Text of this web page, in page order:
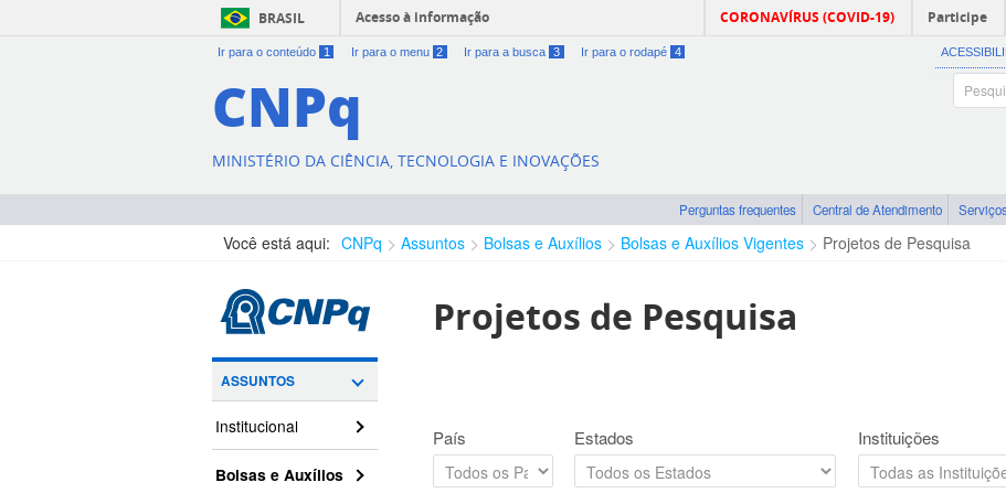
BRASIL Acesso à informação CORONAVÍRUS (COVID-19) Participe
Ir para o conteúdo 1 Ir para o menu 2 Ir para a busca 3 Ir para o rodapé 4
CNPq
MINISTÉRIO DA CIÊNCIA, TECNOLOGIA E INOVAÇÕES
Perguntas frequentes Central de Atendimento
Você está aqui: CNPq Assuntos Bolsas e Auxílios Bolsas e Auxílios Vigentes Projetos de Pesquisa
ASSUNTOS
Institucional
Bolsas e Auxílios
Projetos de Pesquisa
País Estados Instituições